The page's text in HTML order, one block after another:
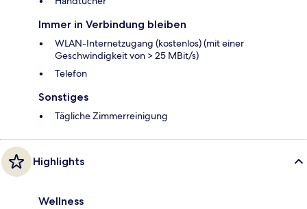
Immer in Verbindung bleiben
WLAN-Internetzugang (kostenlos) (mit einer
Geschwindigkeit von > 25 MBit/s)
Telefon
Sonstiges
Tägliche Zimmerreinigung
Highlights
Wellness